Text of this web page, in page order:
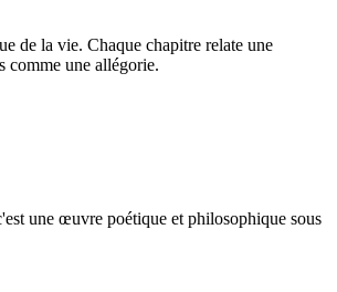
de la vie. Chaque chapitre relate une
comme une allégorie.
une œuvre poétique et philosophique sous